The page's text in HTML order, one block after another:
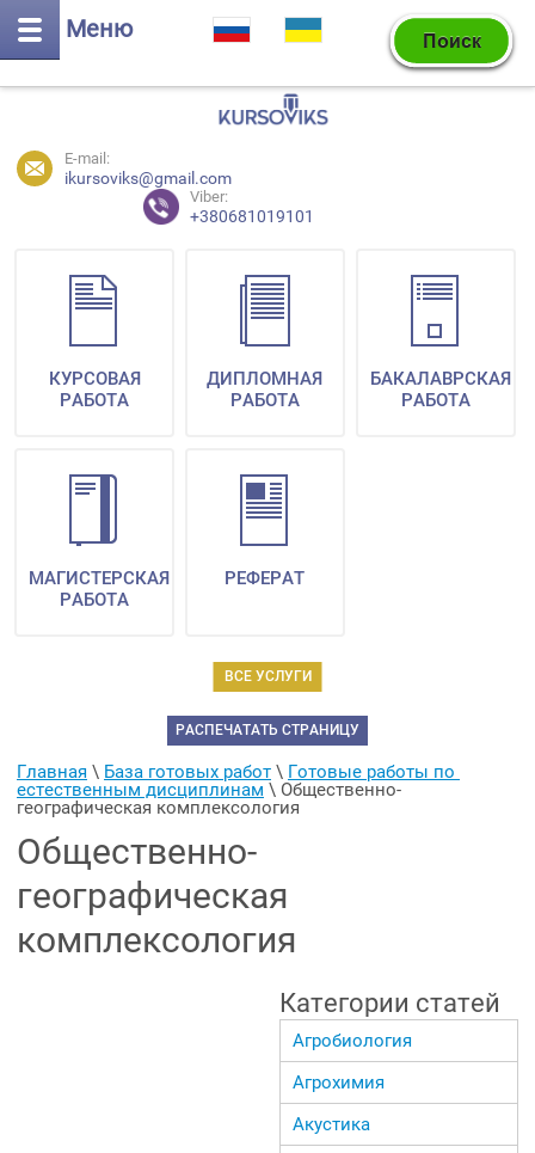
Меню
E-mail:
ikursoviks@gmail.com
Viber:
+380681019101
ВСЕ УСЛУГИ
КУРСОВАЯ
РАБОТА
ДИПЛОМНАЯ
РАБОТА
БАКАЛАВРСКАЯ
РАБОТА
МАГИСТЕРСКАЯ
РАБОТА
РЕФЕРАТ
РАСПЕЧАТАТЬ СТРАНИЦУ
Главная \ База готовых работ \ Готовые работы по
естественным дисциплинам \ Общественно-
географическая комплексология
Общественно-
географическая
комплексология
Категории статей
Агробиология
Агрохимия
Акустика